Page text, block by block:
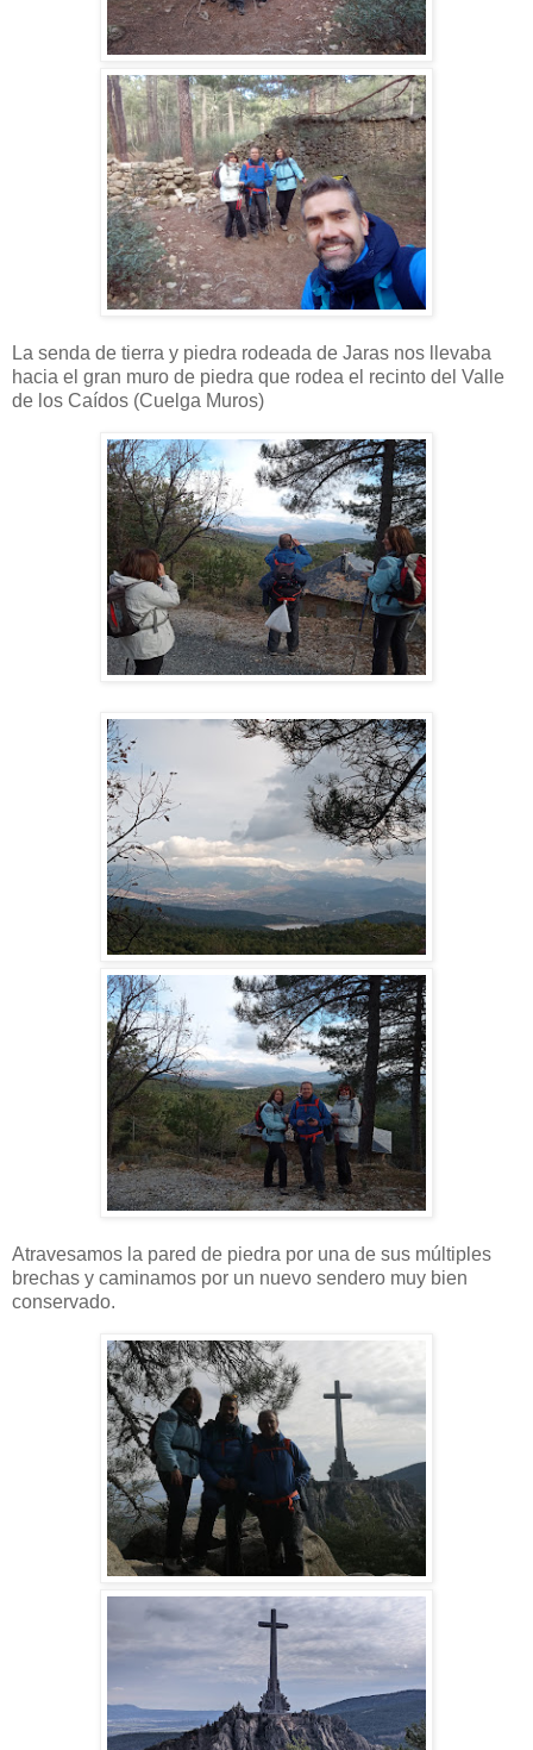
La senda de tierra y piedra rodeada de Jaras nos llevaba
hacia el gran muro de piedra que rodea el recinto del Valle
de los Caídos (Cuelga Muros)
Atravesamos la pared de piedra por una de sus múltiples
brechas y caminamos por un nuevo sendero muy bien
conservado.